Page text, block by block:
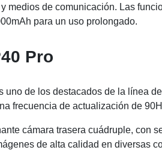
medios de comunicación. Las
para un uso prolongado.
Pro
uno de los destacados de la línea de
frecuencia de actualización de
cámara trasera cuádruple, con
de alta calidad en diversas